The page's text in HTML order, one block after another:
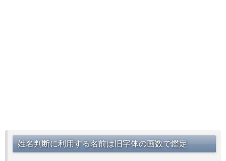
姓名判断に利用する名前は旧字体の画数で鑑定